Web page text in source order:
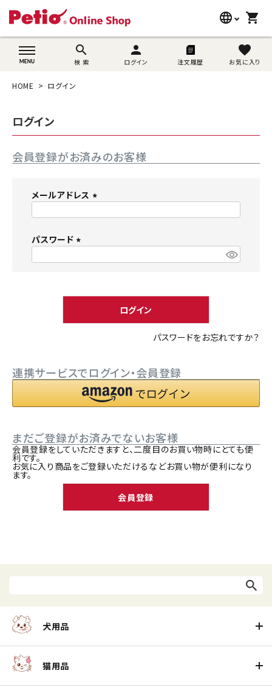
language
wovn-lang-name
shopping_cart
search
検 索
person
ログイン 注文履歴
favorite
お気に入り
search
うさぎ用品
ブランド別に探す
目的別に探す
SNS
ようこそ ゲスト 様
person 新規会員登録
HOME ログイン
ログイン
会員登録がお済みのお客様
メールアドレス
パスワード
)
ログイン
パスワードをお忘れですか？
連携サービスでログイン・会員登録
まだご登録がお済みでないお客様
会員登録をしていただきますと、二度目のお買い物時にとても便
利です。
お気に入り商品をご登録いただけるなどお買い物が便利になり
ます。
会員登録
犬用品
猫用品